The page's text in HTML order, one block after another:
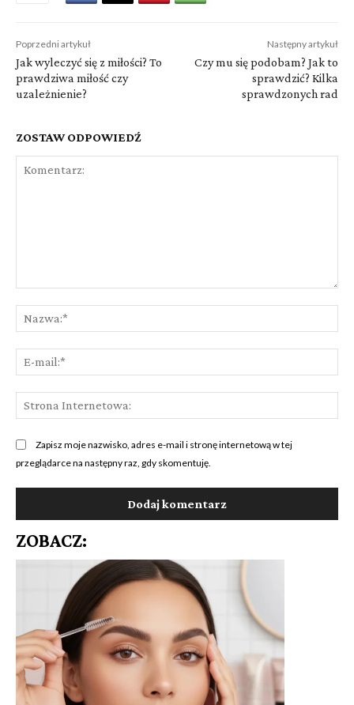
Poprzedni artykuł
Jak wyleczyć się z miłości? To
prawdziwa miłość czy
uzależnienie?
Następny artykuł
Czy mu się podobam? Jak to
sprawdzić? Kilka
sprawdzonych rad
ZOSTAW ODPOWIEDŹ
Zapisz moje nazwisko, adres e-mail i stronę internetową w tej
przeglądarce na następny raz, gdy skomentuję.
ZOBACZ: